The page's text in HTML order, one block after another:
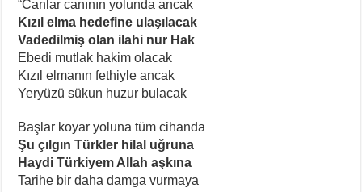
“Canlar canının yolunda ancak
Kızıl elma hedefine ulaşılacak
Vadedilmiş olan ilahi nur Hak
Ebedi mutlak hakim olacak
Kızıl elmanın fethiyle ancak
Yeryüzü sükun huzur bulacak
Başlar koyar yoluna tüm cihanda
Şu çılgın Türkler hilal uğruna
Haydi Türkiyem Allah aşkına
Tarihe bir daha damga vurmaya